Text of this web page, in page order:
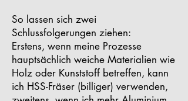
So lassen sich zwei
Schlussfolgerungen ziehen:
Erstens, wenn meine Prozesse
hauptsächlich weiche Materialien wie
Holz oder Kunststoff betreffen, kann
ich HSS-Fräser (billiger) verwenden,